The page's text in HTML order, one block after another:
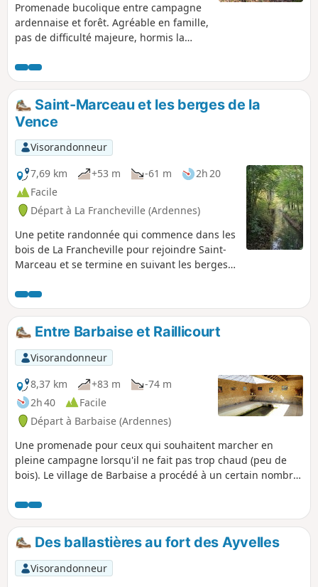
Promenade bucolique entre campagne
ardennaise et forêt. Agréable en famille,
pas de difficulté majeure, hormis la
d'animaux, de souilles, quelques arbres
en travers du chemin, passage d'un
ruisseau, quelques lieux historiques.
Saint-Marceau et les berges de la
Vence
Visorandonneur
7,69 km
+53 m -61 m
2h 20
Facile
Départ à La Francheville (Ardennes)
Une petite randonnée qui commence dans les
bois de La Francheville pour rejoindre Saint-
Marceau et se termine en suivant les berges
industrielles, vestiges de moulins à eau.
Entre Barbaise et Raillicourt
Visorandonneur
8,37 km
+83 m
-74 m
2h 40
Facile
Départ à Barbaise (Ardennes)
Une promenade pour ceux qui souhaitent marcher en
pleine campagne lorsqu'il ne fait pas trop chaud (peu de
bois). Le village de Barbaise a procédé à un certain nombre
d'humour : exposition de tableaux de différentes époques
dans le lavoir, parcours-jeu de morales de fables assorties
de sculptures au sein du village et bassin fleuri avec
allusion au Manneken-Pis bruxellois.
Des ballastières au fort des Ayvelles
Visorandonneur